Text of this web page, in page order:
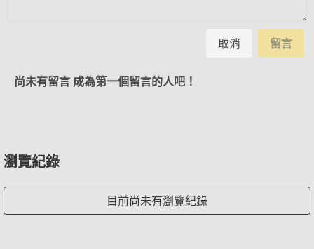
取消 留言
尚未有留言 成為第一個留言的人吧！
瀏覽紀錄
目前尚未有瀏覽紀錄